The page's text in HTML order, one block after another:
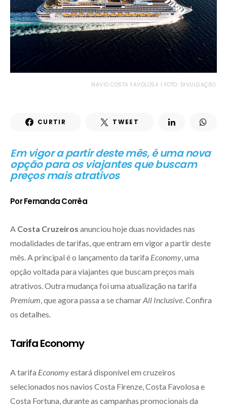
NAVIO COSTA FAVOLOSA | FOTO: DIVULGAÇÃO.
CURTIR TWEET
Em vigor a partir deste mês, é uma nova
opção para os viajantes que buscam
preços mais atrativos
Por Fernanda Corrêa
A Costa Cruzeiros anunciou hoje duas novidades nas
modalidades de tarifas, que entram em vigor a partir deste
mês. A principal é o lançamento da tarifa Economy , uma
opção voltada para viajantes que buscam preços mais
atrativos. Outra mudança foi uma atualização na tarifa
Premium , que agora passa a se chamarAll Inclusive . Confira
os detalhes.
Tarifa Economy
A tarifa Economyestará disponível em cruzeiros
selecionados nos navios Costa Firenze, Costa Favolosa e
Costa Fortuna, durante as campanhas promocionais da